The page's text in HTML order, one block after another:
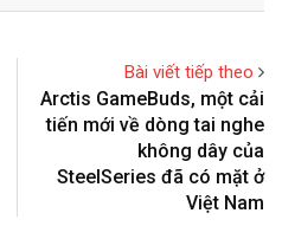
e
i
E
Bài viết tiếp theo
Arctis GameBuds, một cải
tiến mới về dòng tai nghe
không dây của
SteelSeries đã có mặt ở
Việt Nam